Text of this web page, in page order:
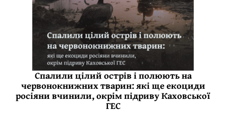
Спалили цілий острів і полюють на
червонокнижних тварин: які ще екоциди
росіяни вчинили, окрім підриву Каховської
ГЕС